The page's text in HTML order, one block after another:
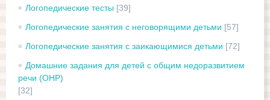
Логопедические тесты [39]
Логопедические занятия с неговорящими детьми [57]
Логопедические занятия с заикающимися детьми [72]
Домашние задания для детей с общим недоразвитием
речи (ОНР)
[32]